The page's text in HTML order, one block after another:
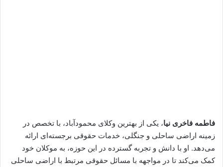
فاطمه فاخری نیا، یکی از بهترین وکلای محمودآباد، با تخصص در
زمینه اراضی ساحلی و جنگلی، خدمات حقوقی برجسته‌ای ارائه
می‌دهد. او با دانش و تجربه گسترده در این حوزه، به موکلان خود
کمک می‌کند تا در مواجهه با مسائل حقوقی مرتبط با اراضی ساحلی